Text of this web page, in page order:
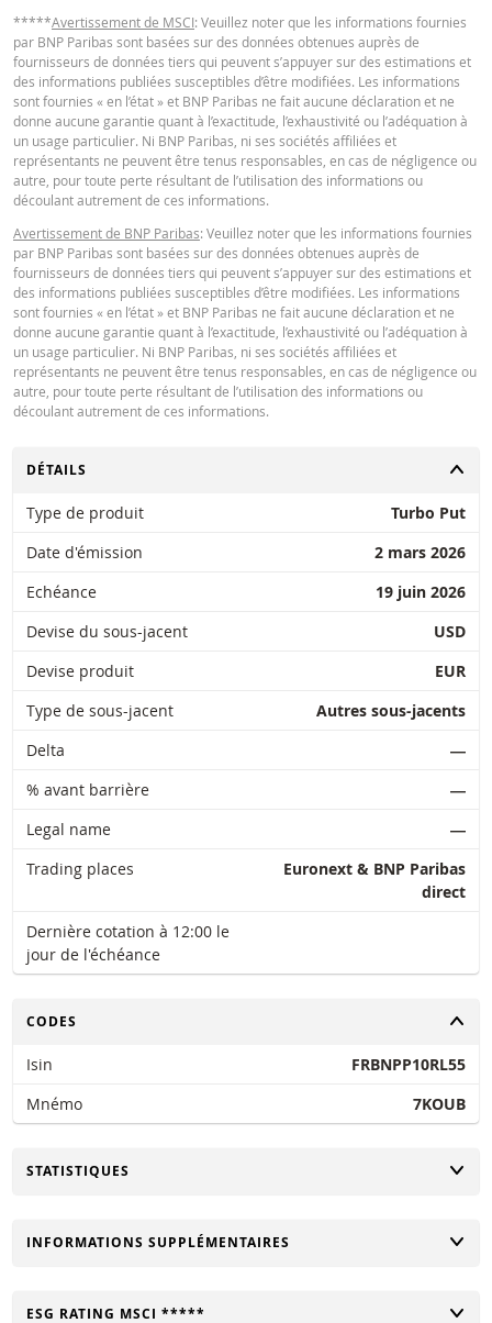
*****Avertissement de MSCI: Veuillez noter que les informations fournies
par BNP Paribas sont basées sur des données obtenues auprès de
fournisseurs de données tiers qui peuvent s’appuyer sur des estimations et
des informations publiées susceptibles d’être modifiées. Les informations
sont fournies « en l’état » et BNP Paribas ne fait aucune déclaration et ne
donne aucune garantie quant à l’exactitude, l’exhaustivité ou l’adéquation à
un usage particulier. Ni BNP Paribas, ni ses sociétés affiliées et
représentants ne peuvent être tenus responsables, en cas de négligence ou
autre, pour toute perte résultant de l’utilisation des informations ou
découlant autrement de ces informations.
Avertissement de BNP Paribas: Veuillez noter que les informations fournies
par BNP Paribas sont basées sur des données obtenues auprès de
fournisseurs de données tiers qui peuvent s’appuyer sur des estimations et
des informations publiées susceptibles d’être modifiées. Les informations
sont fournies « en l’état » et BNP Paribas ne fait aucune déclaration et ne
donne aucune garantie quant à l’exactitude, l’exhaustivité ou l’adéquation à
un usage particulier. Ni BNP Paribas, ni ses sociétés affiliées et
représentants ne peuvent être tenus responsables, en cas de négligence ou
autre, pour toute perte résultant de l’utilisation des informations ou
découlant autrement de ces informations.
CHANGER
DÉTAILS
Type de produit
Turbo Put
Date d'émission
2 mars 2026
Echéance
19 juin 2026
Devise du sous-jacent
USD
Devise produit
EUR
Type de sous-jacent
Autres sous-jacents
Delta
―
% avant barrière
―
Legal name
―
Trading places
Euronext & BNP Paribas
direct
Dernière cotation à 12:00 le
jour de l'échéance
CHANGER
CODES
Isin
FRBNPP10RL55
Mnémo
7KOUB
CHANGER
STATISTIQUES
CHANGER
INFORMATIONS SUPPLÉMENTAIRES
CHANGER
ESG RATING MSCI *****